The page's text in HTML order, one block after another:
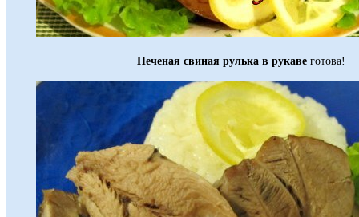
Печеная свиная рулька в рукавеготова!